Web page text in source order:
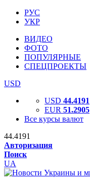
РУС
УКР
ВИДЕО
ФОТО
ПОПУЛЯРНЫЕ
СПЕЦПРОЕКТЫ
USD
USD 44.4191
EUR 51.2905
Все курсы валют
44.4191
Авторизация
Поиск
UA